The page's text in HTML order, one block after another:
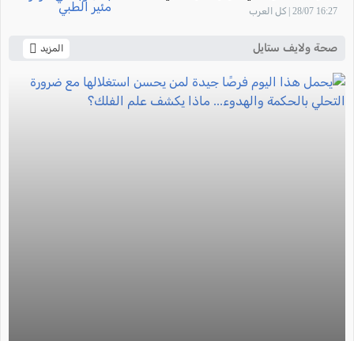
16:27 28/07 | كل العرب
صحة ولايف ستايل المزيد